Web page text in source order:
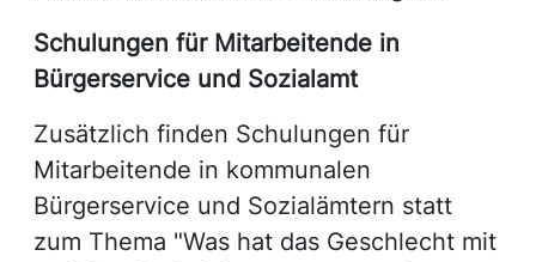
Schulungen für Mitarbeitende in
Bürgerservice und Sozialamt
Zusätzlich finden Schulungen für
Mitarbeitende in kommunalen
Bürgerservice und Sozialämtern statt
zum Thema "Was hat das Geschlecht mit